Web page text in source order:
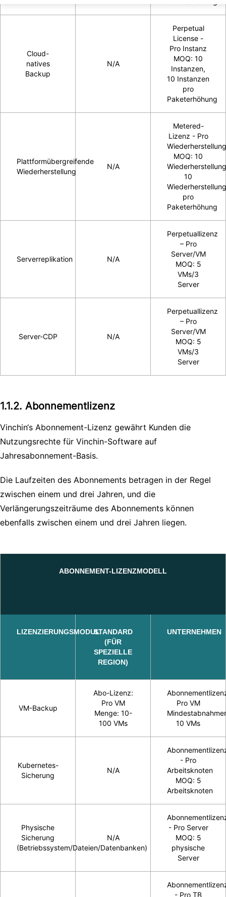
Cloud-
natives
Backup
N/A
Perpetual
License -
Pro Instanz
MOQ: 10
Instanzen,
10 Instanzen
pro
Paketerhöhung
Plattformübergreifende
Wiederherstellung
N/A
Metered-
Lizenz - Pro
Wiederherstellung
MOQ: 10
10
pro
Paketerhöhung
Serverreplikation N/A
Perpetuallizenz
– Pro
Server/VM
MOQ: 5
VMs/3
Server
Server-CDP N/A
Perpetuallizenz
– Pro
Server/VM
MOQ: 5
VMs/3
Server
1.1.2. Abonnementlizenz
Vinchin‘s Abonnement-Lizenz gewährt Kunden die
Nutzungsrechte für Vinchin-Software auf
Jahresabonnement-Basis.
Die Laufzeiten des Abonnements betragen in der Regel
zwischen einem und drei Jahren, und die
Verlängerungszeiträume des Abonnements können
ebenfalls zwischen einem und drei Jahren liegen.
ABONNEMENT-LIZENZMODELL
LIZENZIERUNGSMODULSTANDARD
(FÜR
SPEZIELLE
REGION)
UNTERNEHMEN
VM-Backup
Abo-Lizenz:
Pro VM
Menge: 10-
100 VMs
Pro VM
10 VMs
Kubernetes-
Sicherung
N/A
- Pro
Arbeitsknoten
MOQ: 5
Arbeitsknoten
Physische
Sicherung
(Betriebssystem/Dateien/Datenbanken)
N/A
- Pro Server
MOQ: 5
physische
Server
- Pro TB